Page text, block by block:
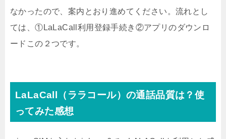
なかったので、案内とおり進めてください。流れとし
ては、①LaLaCall利用登録手続き②アプリのダウンロ
ードこの２つです。
LaLaCall（ララコール）の通話品質は？使
ってみた感想